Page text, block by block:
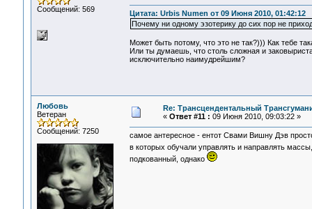
Сообщений: 569
Цитата: Urbis Numen от 09 Июня 2010, 01:42:12
Почему ни одному эзотерику до сих пор не
Может быть потому, что это не так?))) Как тебе
Или ты думаешь, что столь сложная и
исключительно наимудрейшим?
Любовь
Ветеран
Сообщений: 7250
Re: Трансцендентальный
« Ответ #11 : 09 Июня 2010, 09:03:22 »
самое антересное - ентот Свами Вишну Дэв
в которых обучали управлять и направлять
подкованный, однако